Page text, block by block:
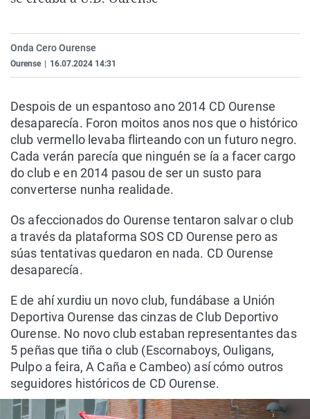
Gente viajera
Retornados
Galicia
País Vasco
Televisión
Onda Cero Ourense
Ourense 16.07.2024 14:31
Despois de un espantoso ano 2014 CD Ourense
desaparecía. Foron moitos anos nos que o histórico
club vermello levaba flirteando con un futuro negro.
Cada verán parecía que ninguén se ía a facer cargo
do club e en 2014 pasou de ser un susto para
converterse nunha realidade.
Os afeccionados do Ourense tentaron salvar o club
a través da plataforma SOS CD Ourense pero as
súas tentativas quedaron en nada. CD Ourense
desaparecía.
E de ahí xurdiu un novo club, fundábase a Unión
Deportiva Ourense das cinzas de Club Deportivo
Ourense. No novo club estaban representantes das
5 peñas que tiña o club (Escornaboys, Ouligans,
Pulpo a feira, A Caña e Cambeo) así cómo outros
seguidores históricos de CD Ourense.